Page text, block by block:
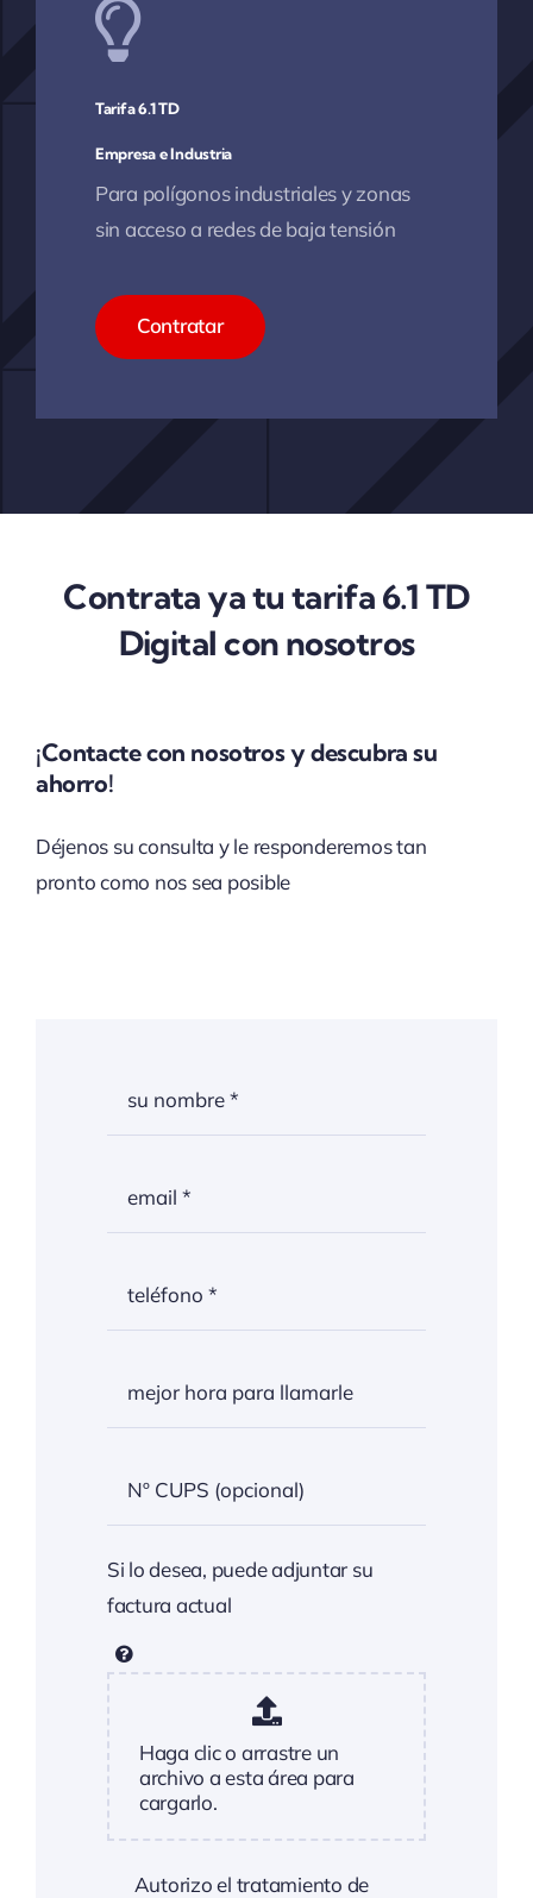
Tarifa 6.1 TD
Empresa e Industria
Para polígonos industriales y zonas
sin acceso a redes de baja tensión
Contratar
Contrata ya tu tarifa 6.1 TD
Digital con nosotros
¡Contacte con nosotros y descubra su
ahorro!
Déjenos su consulta y le responderemos tan
pronto como nos sea posible
Si lo desea, puede adjuntar su
factura actual
Haga clic o arrastre un
archivo a esta área para
cargarlo.
Autorizo el tratamiento de